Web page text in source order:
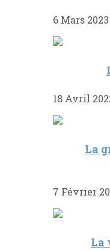
6 Mars 2023
18 Avril
La
7 Février
La